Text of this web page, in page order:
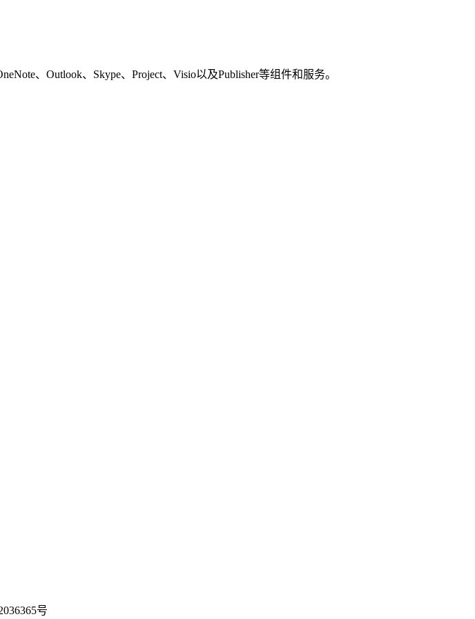
、Outlook、Skype、Project、Visio以及Publisher等组件和服务。
号